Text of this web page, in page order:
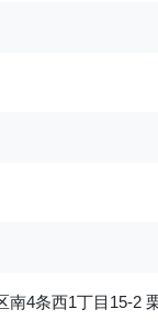
南4条西1丁目15-2